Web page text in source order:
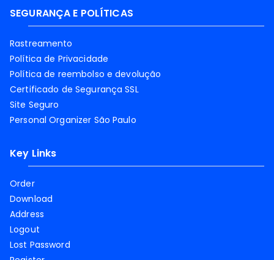
SEGURANÇA E POLÍTICAS
Rastreamento
Política de Privacidade
Política de reembolso e devolução
Certificado de Segurança SSL
Site Seguro
Personal Organizer São Paulo
Key Links
Order
Download
Address
Logout
Lost Password